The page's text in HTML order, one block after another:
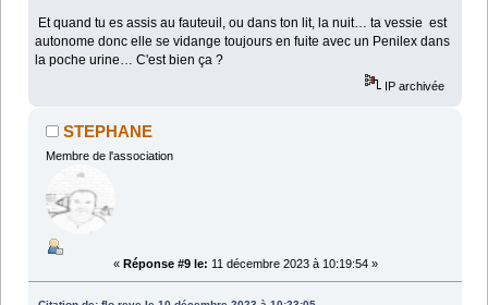
Et quand tu es assis au fauteuil, ou dans ton lit, la nuit… ta vessie est
autonome donc elle se vidange toujours en fuite avec un Penilex dans
la poche urine… C'est bien ça ?
IP archivée
STEPHANE
Membre de l'association
« Réponse #9 le: 11 décembre 2023 à 10:19:54 »